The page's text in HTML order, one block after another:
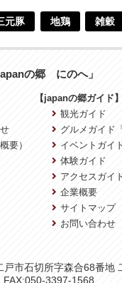
元豚 地鶏 雑穀
の郷 にのへ」
要）
【japanの郷ガイド】
観光ガイド
グルメガイド
イベントガイ
体験ガイド
アクセスガイ
企業概要
サイトマップ
お問い合わせ
市石切所字森合68番地
3397-1568